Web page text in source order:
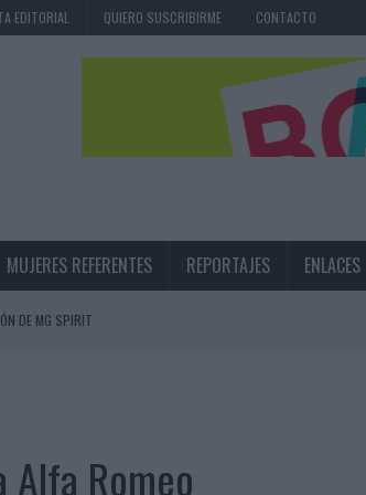
EDITORIAL QUIERO SUSCRIBIRME CONTACTO
MUJERES REFERENTES REPORTAJES ENLACES
DE MG SPIRIT
EN EL ORIGEN BARCELONÉS
EXPERIENCIA DE MARCA EN IBIZA
Alfa Romeo